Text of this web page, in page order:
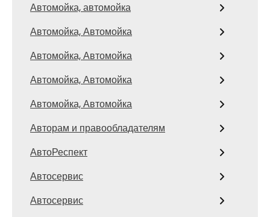
Автомойка, автомойка
Автомойка, Автомойка
Автомойка, Автомойка
Автомойка, Автомойка
Автомойка, Автомойка
Авторам и правообладателям
АвтоРеспект
Автосервис
Автосервис